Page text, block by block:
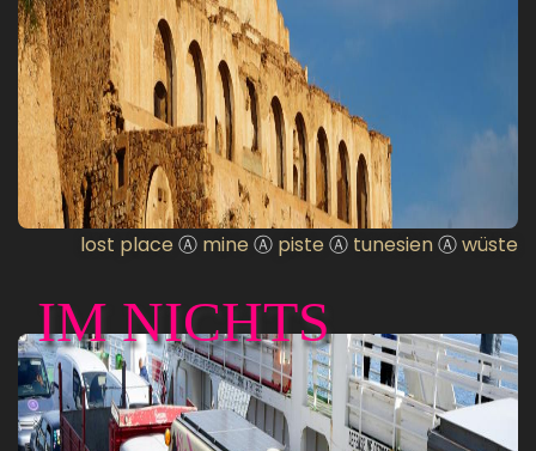
lost place Ⓐ mine Ⓐ piste Ⓐ tunesienⒶwüste
IM NICHTS